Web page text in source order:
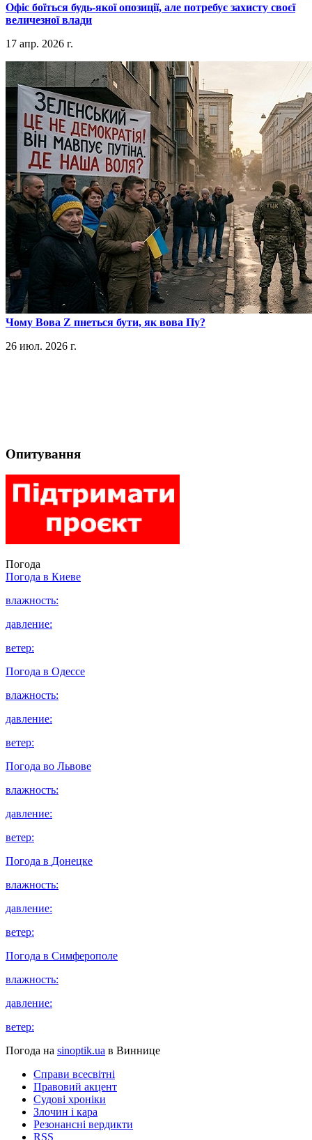
​Офіс боїться будь-якої опозиції, але потребує захисту своєї
величезної влади
17 апр. 2026 г.
​Чому Вова Z пнеться бути, як вова Пу?
26 июл. 2026 г.
Опитування
Погода
Погода в Киеве
влажность:
давление:
ветер:
Погода в Одессе
влажность:
давление:
ветер:
Погода во Львове
влажность:
давление:
ветер:
Погода в Донецке
влажность:
давление:
ветер:
Погода в Симферополе
влажность:
давление:
ветер:
Погода на sinoptik.ua в Виннице
Справи всесвітні
Правовий акцент
Судові хроніки
Злочин і кара
Резонансні вердикти
RSS